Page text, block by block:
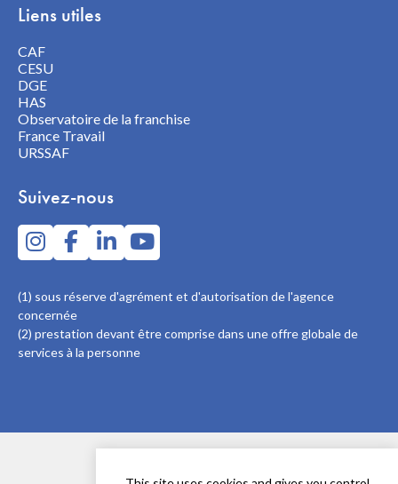
Liens utiles
CAF
CESU
DGE
HAS
Observatoire de la franchise
France Travail
URSSAF
Suivez-nous
(1) sous réserve d'agrément et d'autorisation de l'agence
concernée
(2) prestation devant être comprise dans une offre globale de
services à la personne